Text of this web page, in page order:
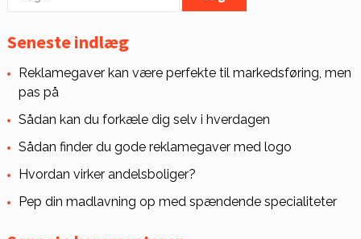
Seneste indlæg
Reklamegaver kan være perfekte til markedsføring, men
pas på
Sådan kan du forkæle dig selv i hverdagen
Sådan finder du gode reklamegaver med logo
Hvordan virker andelsboliger?
Pep din madlavning op med spændende specialiteter